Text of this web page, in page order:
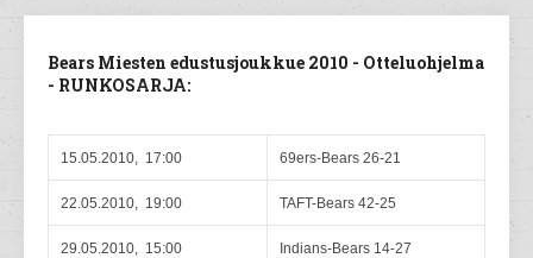
Bears Miesten edustusjoukkue 2010 - Otteluohjelma
- RUNKOSARJA:
15.05.2010, 17:00 69ers-Bears 26-21
22.05.2010, 19:00 TAFT-Bears 42-25
29.05.2010, 15:00 Indians-Bears 14-27